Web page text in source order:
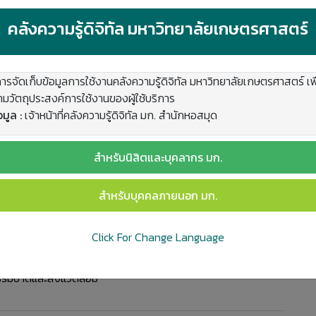
ตร์
มชาติและสิ่งแวดล้อม
คลังความรู้ดิจิทัล มหาวิทยาลัยเกษตรศาสตร์
รจัดเก็บข้อมูลการใช้งานคลังความรู้ดิจิทัล มหาวิทยาลัยเกษตรศาสตร์
วัตถุประสงค์การใช้งานของผู้ใช้บริการ
ล :เจ้าหน้าที่คลังความรู้ดิจิทัล มก. สำนักหอสมุด
สำหรับนิสิตและบุคลากร มก.
สำหรับบุคคลภายนอก มก.
Click For Change Language